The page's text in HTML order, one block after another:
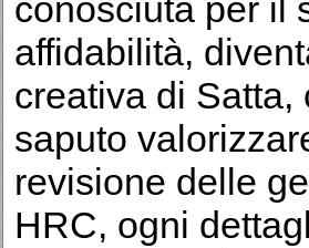
conosciuta per il
affidabilità,
creativa di
saputo
revisione delle
HRC, ogni